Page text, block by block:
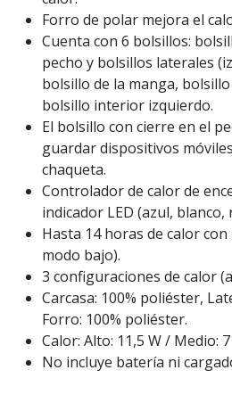
Forro de polar mejora el
Cuenta con 6 bolsillos:
pecho y bolsillos laterales
bolsillo de la manga,
bolsillo interior izquierdo.
El bolsillo con cierre en el
guardar dispositivos
chaqueta.
Controlador de calor de
indicador LED (azul, blanco,
Hasta 14 horas de calor con
modo bajo).
3 configuraciones de calor
Carcasa: 100% poliéster,
Forro: 100% poliéster.
Calor: Alto: 11,5 W / Medio:
No incluye batería ni